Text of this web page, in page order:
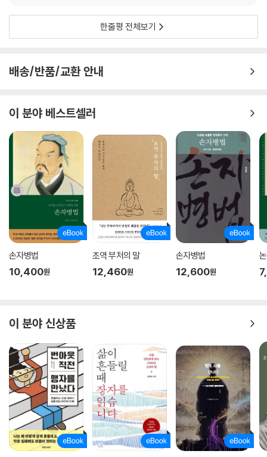
한줄평 전체보기
배송/반품/교환 안내
이 분야 베스트셀러
손자병법
10,400원
초역 부처의 말
12,460원
손자병법
12,600원
이 분야 신상품